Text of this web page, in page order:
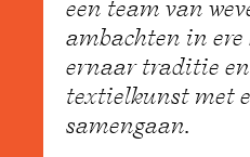
een team van
ambachten in
ernaar traditie
textielkunst met
samengaan.